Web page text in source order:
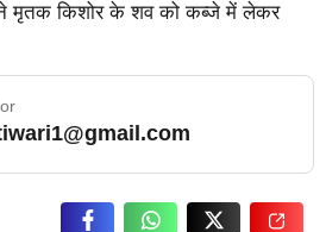
ने मृतक किशोर के शव को कब्जे में लेकर
… Read More